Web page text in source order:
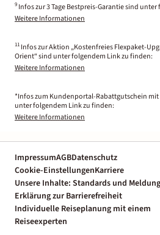
9 Infos zur 3 Tage Bestpreis-Garantie sind
Weitere Informationen
11 Infos zur Aktion „Kostenfreies Flexpaket-
Orient“ sind unter folgendem Link zu finden:
Weitere Informationen
*Infos zum Kundenportal-Rabattgutschein mit
unter folgendem Link zu finden:
Weitere Informationen
ImpressumAGBDatenschutz
Cookie-EinstellungenKarriere
Unsere Inhalte: Standards und Meldung
Erklärung zur Barrierefreiheit
Individuelle Reiseplanung mit einem
Reiseexperten